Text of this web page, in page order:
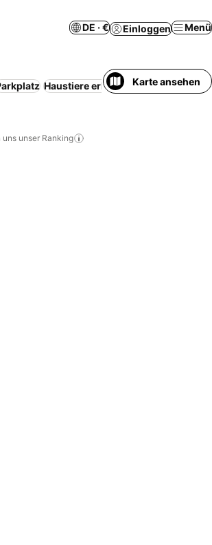
DE · € Einloggen Menü
Haustiere erlaubt Sauna Pension
Karte ansehen
unser Ranking
hinzufügen
hinzufügen